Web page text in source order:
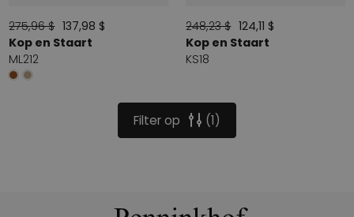
275,96 $ 137,98 $
Kop en Staart
ML212
248,23 $ 124,11 $
Kop en Staart
KS18
Filter op 1